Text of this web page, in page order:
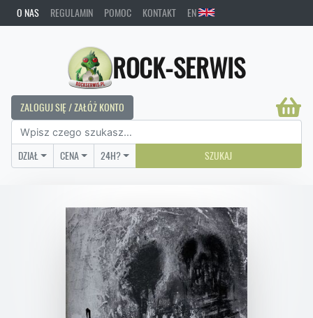
O NAS REGULAMIN POMOC KONTAKT EN
ROCK-SERWIS
ZALOGUJ SIĘ / ZAŁÓŻ KONTO
DZIAŁ CENA 24H? SZUKAJ